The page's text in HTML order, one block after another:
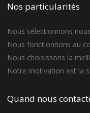
Nos particularités
Nous sélectionnons
Nous fonctionnons au
Nous choisissons la
Notre motivation est la
Quand nous